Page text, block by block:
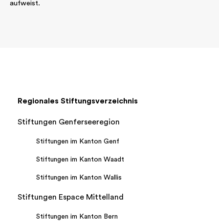
aufweist.
Regionales Stiftungsverzeichnis
Stiftungen Genferseeregion
Stiftungen im Kanton Genf
Stiftungen im Kanton Waadt
Stiftungen im Kanton Wallis
Stiftungen Espace Mittelland
Stiftungen im Kanton Bern